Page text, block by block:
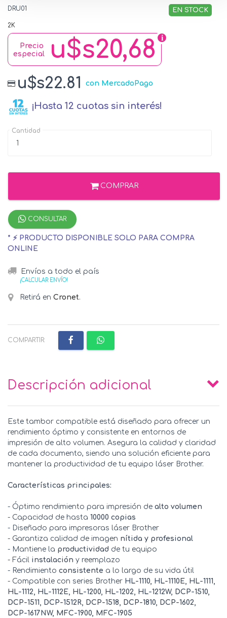
DRU01 EN STOCK
2K
u$s20,68
Precio
especial
u$s22.81 con MercadoPago
¡Hasta 12 cuotas sin interés!
Cantidad
COMPRAR
CONSULTAR
* ⚡ PRODUCTO DISPONIBLE SOLO PARA COMPRA
ONLINE
Envíos a todo el país
¡CALCULAR ENVÍO!
Retirá en Cronet.
COMPARTIR:
Descripción adicional
Este tambor compatible está diseñado para ofrecer un
rendimiento óptimo y consistente en entornos de
impresión de alto volumen. Asegura la calidad y claridad
de cada documento, siendo una solución eficiente para
mantener la productividad de tu equipo láser Brother.
Características principales:
- Óptimo rendimiento para impresión de alto volumen
- Capacidad de hasta 10000 copias
- Diseñado para impresoras láser Brother
- Garantiza calidad de imagen nítida y profesional
- Mantiene la productividad de tu equipo
- Fácil instalación y reemplazo
- Rendimiento consistente a lo largo de su vida útil
- Compatible con series Brother HL-1110, HL-1110E, HL-1111,
HL-1112, HL-1112E, HL-1200, HL-1202, HL-1212W, DCP-1510,
DCP-1511, DCP-1512R, DCP-1518, DCP-1810, DCP-1602,
DCP-1617NW, MFC-1900, MFC-1905